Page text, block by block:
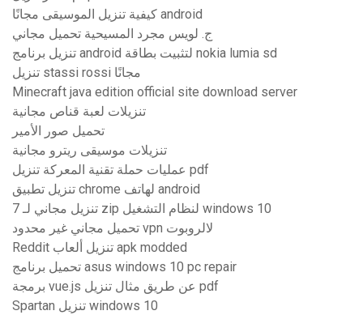
كيفية تنزيل الموسيقى مجانًا android
ج. لويس مجرد المسيحية تحميل مجاني
تنزيل برنامج android لتثبيت بطاقة nokia lumia sd
تنزيل stassi rossi مجانًا
Minecraft java edition official site download server
تنزيلات لعبة قناص مجانية
تحميل صور الأمير
تنزيلات موسيقى ريترو مجانية
عمليات حملة تقنية المعركة تنزيل pdf
تنزيل تطبيق chrome لهاتف android
تنزيل مجاني لـ 7 zip لنظام التشغيل windows 10
تحميل مجاني غير محدود vpn لالروبوت
Reddit تنزيل ألعاب apk modded
تحميل برنامج asus windows 10 pc repair
برمجة vue.js عن طريق مثال تنزيل pdf
Spartan تنزيل windows 10